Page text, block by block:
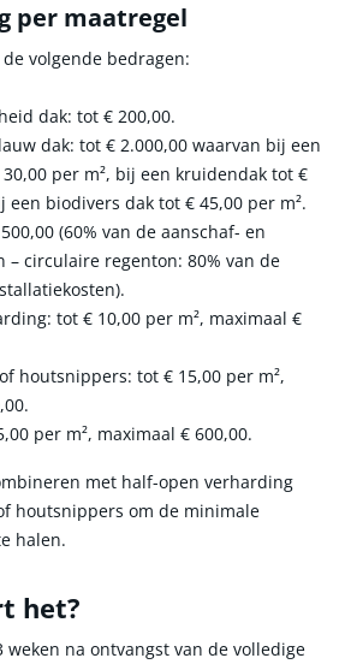
per maatregel
volgende bedragen:
dak: tot € 200,00.
dak: tot € 2.000,00 waarvan bij een
per m², bij een kruidendak tot €
een biodivers dak tot € 45,00 per m².
(60% van de aanschaf- en
– circulaire regenton: 80% van de
tot € 10,00 per m², maximaal €
houtsnippers: tot € 15,00 per m²,
.
per m², maximaal € 600,00.
met half-open verharding
houtsnippers om de minimale
halen.
het?
na ontvangst van de volledige